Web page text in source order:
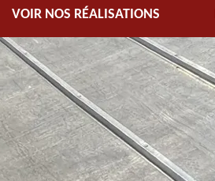
VOIR NOS RÉALISATIONS